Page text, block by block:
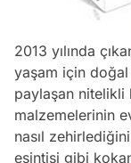
2013 yılında
yaşam için
paylaşan nitelikli
malzemelerinin
nasıl
esintisi gibi